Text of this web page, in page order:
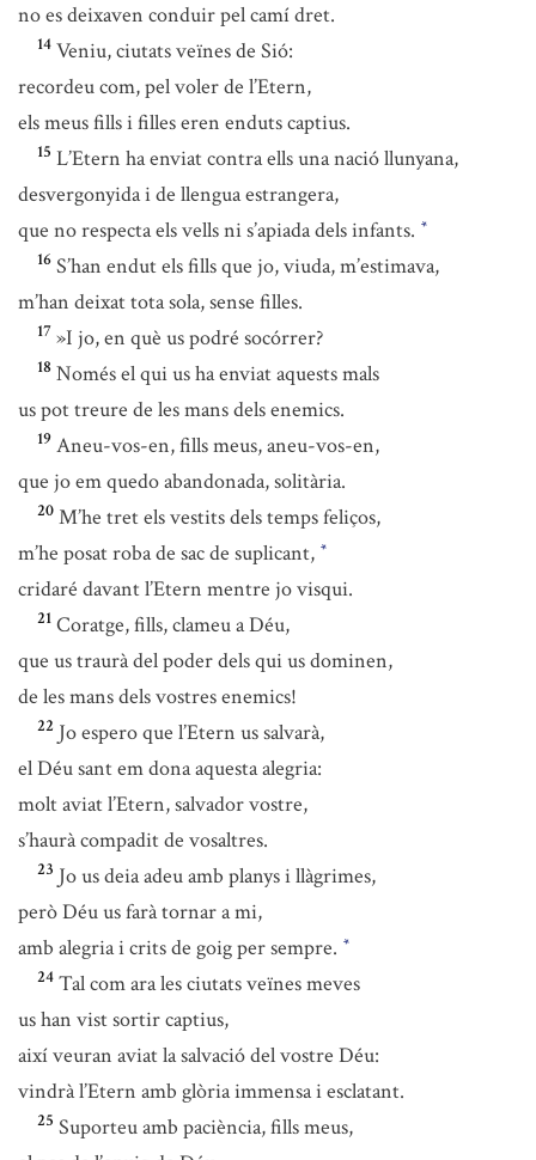
no es deixaven conduir pel camí dret.
14 Veniu, ciutats veïnes de Sió:
recordeu com, pel voler de l’Etern,
els meus fills i filles eren enduts captius.
15 L’Etern ha enviat contra ells una nació llunyana,
desvergonyida i de llengua estrangera,
que no respecta els vells ni s’apiada dels infants. *
16 S’han endut els fills que jo, viuda, m’estimava,
m’han deixat tota sola, sense filles.
17 »I jo, en què us podré socórrer?
18 Només el qui us ha enviat aquests mals
us pot treure de les mans dels enemics.
19 Aneu-vos-en, fills meus, aneu-vos-en,
que jo em quedo abandonada, solitària.
20 M’he tret els vestits dels temps feliços,
m’he posat roba de sac de suplicant, *
cridaré davant l’Etern mentre jo visqui.
21 Coratge, fills, clameu a Déu,
que us traurà del poder dels qui us dominen,
de les mans dels vostres enemics!
22 Jo espero que l’Etern us salvarà,
el Déu sant em dona aquesta alegria:
molt aviat l’Etern, salvador vostre,
s’haurà compadit de vosaltres.
23 Jo us deia adeu amb planys i llàgrimes,
però Déu us farà tornar a mi,
amb alegria i crits de goig per sempre. *
24 Tal com ara les ciutats veïnes meves
us han vist sortir captius,
així veuran aviat la salvació del vostre Déu:
vindrà l’Etern amb glòria immensa i esclatant.
25 Suporteu amb paciència, fills meus,